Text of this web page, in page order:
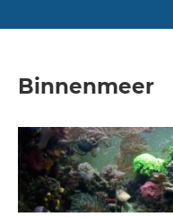
Binnenmeer